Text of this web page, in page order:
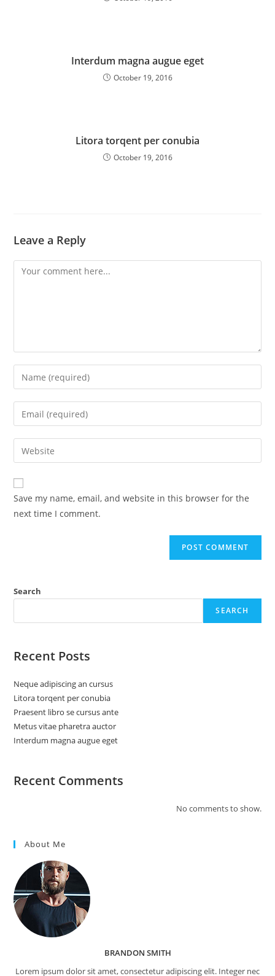
Interdum magna augue eget
October 19, 2016
Litora torqent per conubia
October 19, 2016
Leave a Reply
Save my name, email, and website in this browser for the
next time I comment.
Search
SEARCH
Recent Posts
Neque adipiscing an cursus
Litora torqent per conubia
Praesent libro se cursus ante
Metus vitae pharetra auctor
Interdum magna augue eget
Recent Comments
No comments to show.
About Me
BRANDON SMITH
Lorem ipsum dolor sit amet, consectetur adipiscing elit. Integer nec